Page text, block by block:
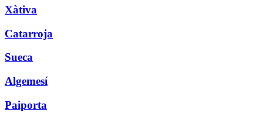
Xàtiva
Catarroja
Sueca
Algemesí
Paiporta